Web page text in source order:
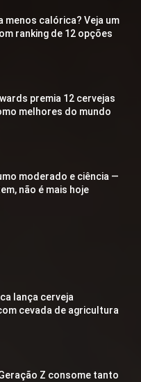
menos calórica? Veja um
ranking de 12 opções
premia 12 cervejas
melhores do mundo
moderado e ciência —
não é mais hoje
lança cerveja
cevada de agricultura
Z consome tanto